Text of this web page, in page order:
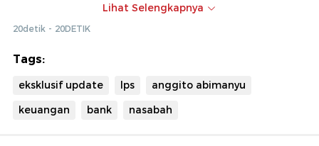
keuangan, memperkuat fungsi penjaminan simpanan,
serta meningkatkan literasi dan edukasi keuangan
masyarakat.
peningkatan kepercayaan publik terhadap perbankan
miliar rupiah per nasabah, pencegahan investasi bodong,
Lihat Selengkapnya
20detik - 20DETIK
Tags:
eksklusif update lps
anggito abimanyu
keuangan
bank nasabah